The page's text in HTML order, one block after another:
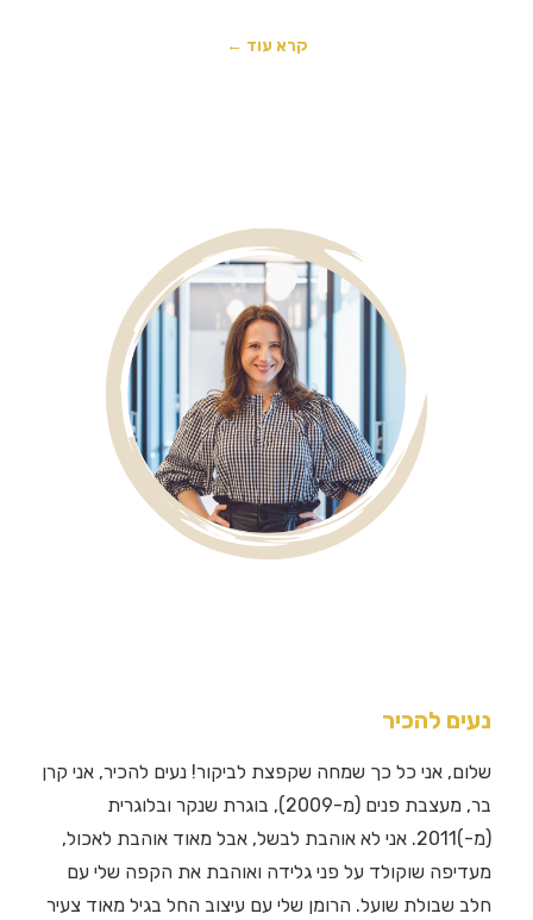
קרא עוד ←
נעים להכיר
שלום, אני כל כך שמחה שקפצת לביקור! נעים להכיר, אני קרן
בר, מעצבת פנים (מ-2009), בוגרת שנקר ובלוגרית
(מ-)2011. אני לא אוהבת לבשל, אבל מאוד אוהבת לאכול,
מעדיפה שוקולד על פני גלידה ואוהבת את הקפה שלי עם
חלב שבולת שועל. הרומן שלי עם עיצוב החל בגיל מאוד צעיר